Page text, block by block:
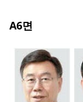
A6면